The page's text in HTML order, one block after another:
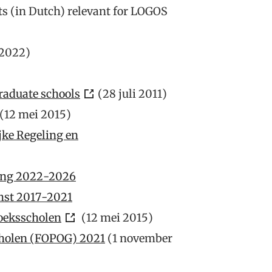
(in Dutch) relevant for LOGOS
schools (28 juli 2011)
(12 mei 2015)
Regeling en
2022-2026
2017-2021
(12 mei 2015)
(FOPOG) 2021 (1 november